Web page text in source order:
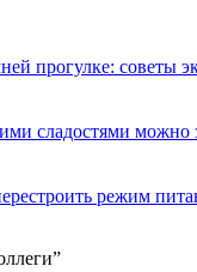
прогулке: советы
сладостями
режим